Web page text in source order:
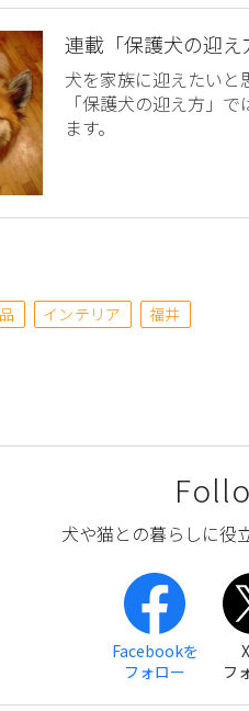
連載「保護犬の迎え
犬を家族に迎えたい
「保護犬の迎え方」
ます。
インテリア 福井
犬や猫との暮らしに役
Facebookを
フォロー
フ